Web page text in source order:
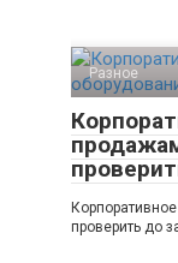
Разное
проверить до